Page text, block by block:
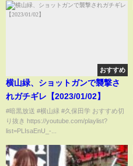
おすすめ
横山緑、ショットガンで襲撃さ
れガチギレ【2023/01/02】
#暗黒放送 #横山緑 #久保田学 おすすめ切
り抜き https://youtube.com/playlist?
list=PLIsaEnU_-...